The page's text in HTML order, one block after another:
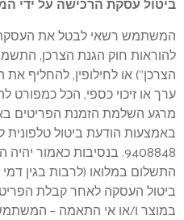
המשתמש רשאי לבטל את
הצרכן”) או לחילופין, להחליף
ערך או זיכוי כספי, הכל
מרגע השלמת הזמנת הפריטים
9408848. בנסיבות
התשלום במלואו (לרבות בגין
ביטול העסקה לאחר קבלת
במוצר ו/או אי התאמה –